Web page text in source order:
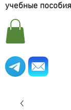
учебные пособия